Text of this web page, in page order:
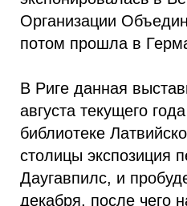
Организации
потом прошла в
В Риге данная
августа текущего
библиотеке
столицы экспозиция
Даугавпилс, и
декабря, после чего